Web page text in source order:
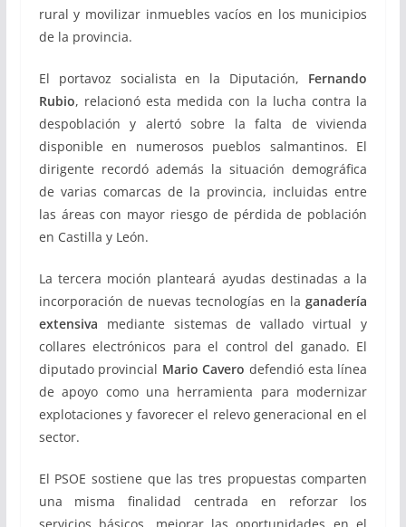
rural y movilizar inmuebles vacíos en los municipios
de la provincia.
El portavoz socialista en la Diputación, Fernando
Rubio, relacionó esta medida con la lucha contra la
despoblación y alertó sobre la falta de vivienda
disponible en numerosos pueblos salmantinos. El
dirigente recordó además la situación demográfica
de varias comarcas de la provincia, incluidas entre
las áreas con mayor riesgo de pérdida de población
en Castilla y León.
La tercera moción planteará ayudas destinadas a la
incorporación de nuevas tecnologías en laganadería
extensiva mediante sistemas de vallado virtual y
collares electrónicos para el control del ganado. El
diputado provincial Mario Cavero defendió esta línea
de apoyo como una herramienta para modernizar
explotaciones y favorecer el relevo generacional en el
sector.
El PSOE sostiene que las tres propuestas comparten
una misma finalidad centrada en reforzar los
servicios básicos, mejorar las oportunidades en el